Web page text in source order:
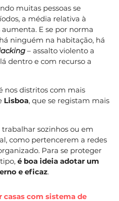
muitas pessoas se
a média relativa à
aumenta. E se por norma
ninguém na habitação, há
– assalto violento a
dentro e com recurso a
nos distritos com mais
Lisboa, que se registam mais
sozinhos ou em
como pertencerem a redes
Para se proteger
é boa ideia adotar um
e eficaz.
casas com sistema de